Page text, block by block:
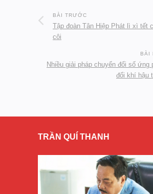
BÀI TRƯỚC
Tập đoàn Tân Hiệp Phát lì xì tết
côi
BÀI
Nhiều giải pháp chuyển đổi số ứng
đổi khí hậu
TRẦN QUÍ THANH